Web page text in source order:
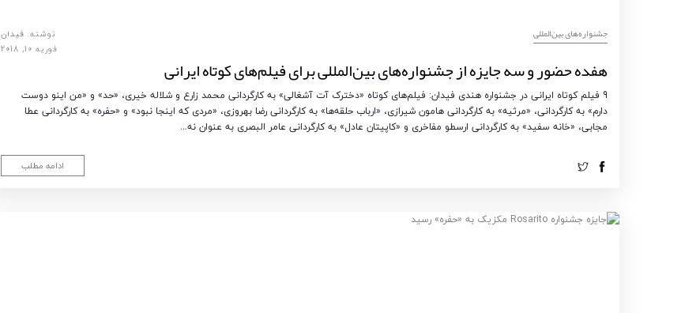
‌‌جشنواره‌های بین‌المللی نوشته: فیدان
فوریه 10, 2018
هفده حضور و سه جایزه از جشنواره‌های بین‌المللی برای فیلم‌های کوتاه ایرانی
9 فیلم کوتاه ایرانی در جشنواره هندی فیدان: فیلم‌های کوتاه «دخترک آت آشغالی» به کارگردانی محمد زارع و شلاله خیری، «حد» و «من اینو دوست
دارم» به کارگردانی، «مرثیه» به کارگردانی هامون شیرازی، «ارباب حلقه‌ها» به کارگردانی رضا بهروزی، «مردی که اینجا نبود» و «حفره» به کارگردانی عطا
مجابی، «خانه سفید» به کارگردانی ارسطو مفاخری و «کاپیتان عادل» به کارگردانی عامر البصری به عنوان نه…
ادامه مطلب